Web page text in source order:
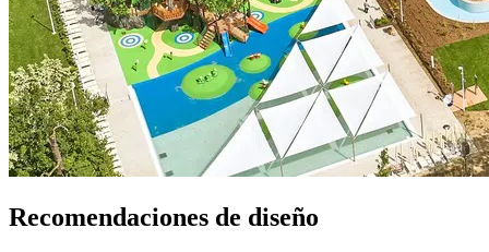
Recomendaciones de diseño